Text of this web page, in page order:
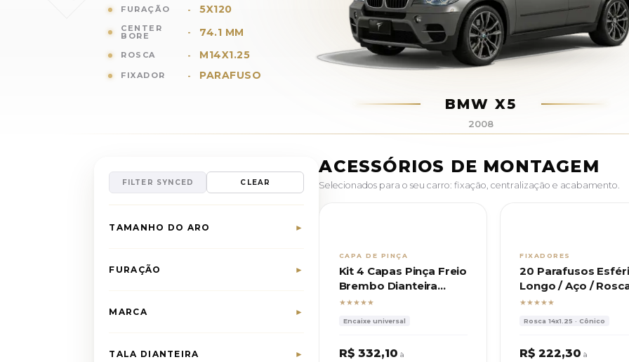
FURAÇÃO - 5X120
CENTER
BORE - 74.1 MM
ROSCA - M14X1.25
FIXADOR - PARAFUSO
BMW X5
2008
FILTER SYNCED CLEAR
TAMANHO DO ARO ►
FURAÇÃO ►
MARCA ►
TALA DIANTEIRA ►
ACESSÓRIOS DE MONTAGEM
Selecionados para o seu carro: fixação, centralização e acabamento.
CAPA DE PINÇA
Kit 4 Capas Pinça Freio
Brembo Dianteira
Traseira C/ Trava
★★★★★
Encaixe universal
R$ 332,10 à
FIXADORES
20 Parafusos
Longo / Aço /
14x1,25 Chave 17
★★★★★
Rosca 14x1.25 · Cônico
R$ 222,30 à